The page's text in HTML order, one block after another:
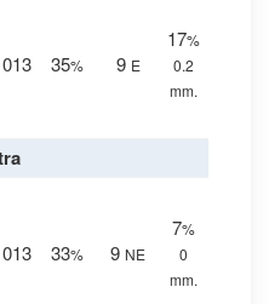
35% 9 E
17%
0.2
mm.
33% 9 NE
7%
0
mm.